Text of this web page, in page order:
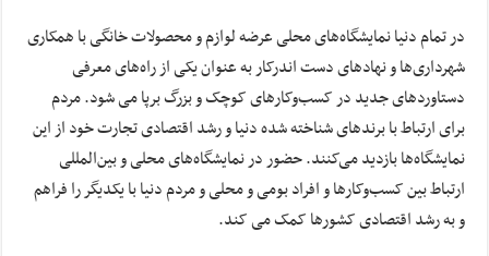
در تمام دنیا نمایشگاه‌های محلی عرضه لوازم و محصولات خانگی با همکاری
شهرداری‌ها و نهادهای دست اندرکار به عنوان یکی از راه‌های معرفی
دستاوردهای جدید در کسب‌وکارهای کوچک و بزرگ برپا می شود. مردم
برای ارتباط با برندهای شناخته شده دنیا و رشد اقتصادی تجارت خود از این
نمایشگاه‌ها بازدید می‌کنند. حضور در نمایشگاه‌های محلی و بین‌المللی
ارتباط بین کسب‌وکارها و افراد بومی و محلی و مردم دنیا با یکدیگر را فراهم
و به رشد اقتصادی کشورها کمک می کند.